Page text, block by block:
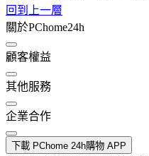
回到上一層
關於PChome24h
顧客權益
其他服務
企業合作
下載 PChome 24h購物 APP